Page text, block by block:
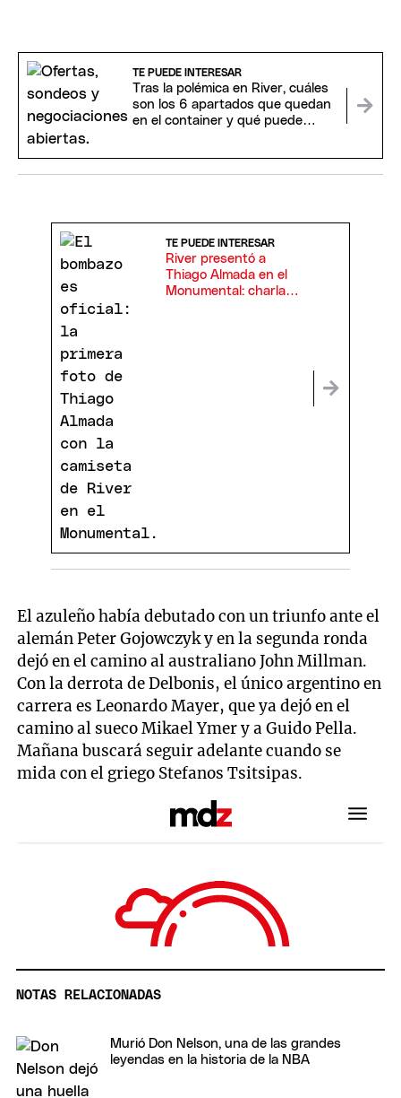
TE PUEDE INTERESAR
Tras la polémica en River, cuáles
son los 6 apartados que quedan
en el container y qué puede
TE PUEDE INTERESAR
River presentó a
Thiago Almada en el
Monumental: charla
El azuleño había debutado con un triunfo ante el
alemán Peter Gojowczyk y en la segunda ronda
dejó en el camino al australiano John Millman.
Con la derrota de Delbonis, el único argentino en
carrera es Leonardo Mayer, que ya dejó en el
camino al sueco Mikael Ymer y a Guido Pella.
Mañana buscará seguir adelante cuando se
mida con el griego Stefanos Tsitsipas.
NOTAS RELACIONADAS
Murió Don Nelson, una de las grandes
leyendas en la historia de la NBA